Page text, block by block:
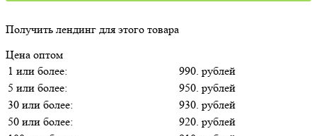
Получить лендинг для этого товара
Цена оптом
1 или более:
990. рублей
5 или более:
950. рублей
30 или более:
930. рублей
50 или более:
920. рублей